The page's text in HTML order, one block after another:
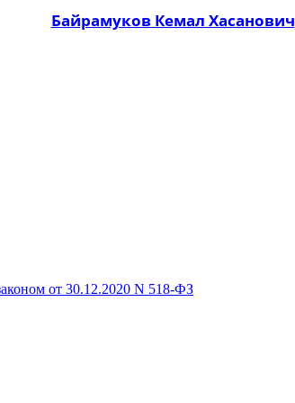
Байрамуков Кемал Хасанович
от 30.12.2020 N 518-ФЗ